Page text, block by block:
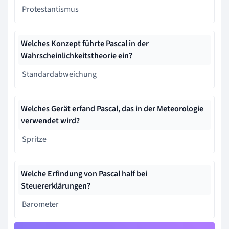
Protestantismus
Welches Konzept führte Pascal in der
Wahrscheinlichkeitstheorie ein?
Standardabweichung
Welches Gerät erfand Pascal, das in der Meteorologie
verwendet wird?
Spritze
Welche Erfindung von Pascal half bei
Steuererklärungen?
Barometer